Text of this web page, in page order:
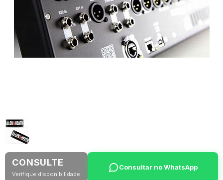
CONSULTE
Verifique disponibilidade
Consultar no WhatsApp